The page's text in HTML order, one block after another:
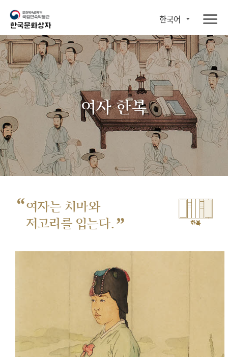
한국어
여자 한복
“여자는 치마와
저고리를 입는다. ” 한복